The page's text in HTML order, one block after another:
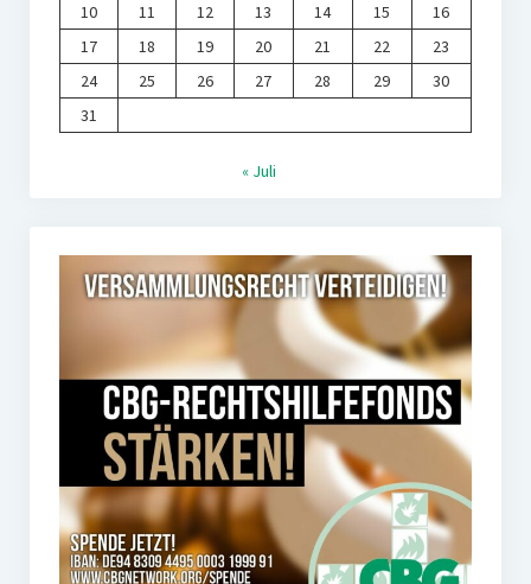
10 11 12 13 14 15
16
17
18 19 20 21 22
23
24
25 26 27 28 29
30
31
« Juli